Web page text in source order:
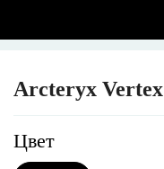
Arcteryx
Цвет